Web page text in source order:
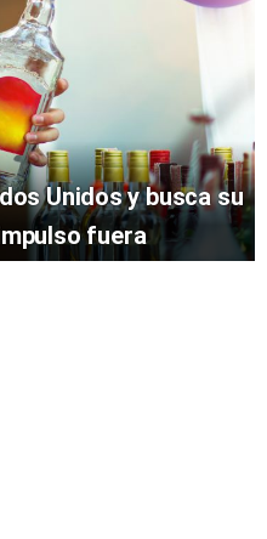
Unidos y busca su
fuera